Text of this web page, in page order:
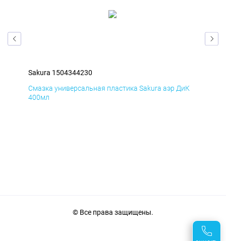
Sakura 1504344230
Смазка универсальная пластика Sakura аэр ДиК
400мл
© Все права защищены.